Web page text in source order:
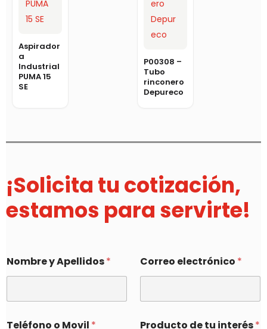
Aspirador
a
Industrial
PUMA 15
SE
P00308 –
Tubo
rinconero
Depureco
¡Solicita tu cotización,
estamos para servirte!
Nombre y Apellidos* Correo electrónico *
Teléfono o Movil * Producto de tu interés*